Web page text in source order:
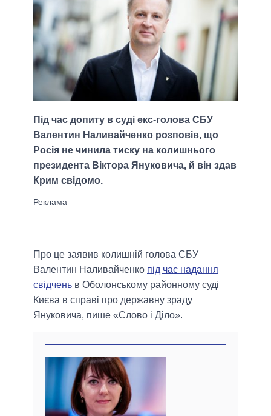
Під час допиту в суді екс-голова СБУ
Валентин Наливайченко розповів, що
Росія не чинила тиску на колишнього
президента Віктора Януковича, й він здав
Крим свідомо.
Про це заявив колишній голова СБУ
Валентин Наливайченко під час надання
свідчень в Оболонському районному суді
Києва в справі про державну зраду
Януковича, пише «Слово і Діло».